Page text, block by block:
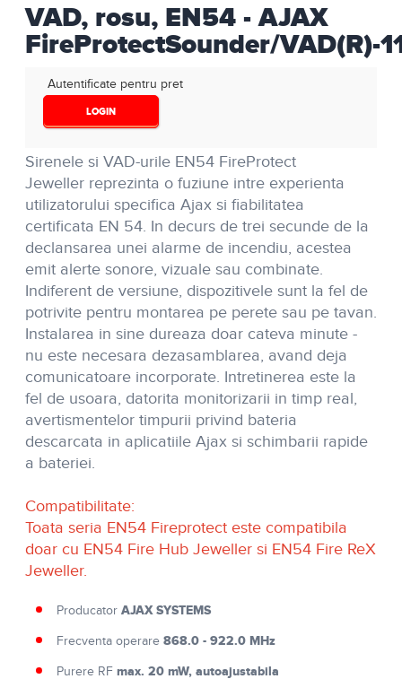
VAD, rosu, EN54 - AJAX
FireProtectSounder/VAD(R)-
Autentificate pentru pret
LOGIN
Sirenele si VAD-urile EN54 FireProtect
Jeweller reprezinta o fuziune intre experienta
utilizatorului specifica Ajax si fiabilitatea
certificata EN 54. In decurs de trei secunde de la
declansarea unei alarme de incendiu, acestea
emit alerte sonore, vizuale sau combinate.
Indiferent de versiune, dispozitivele sunt la fel de
potrivite pentru montarea pe perete sau pe tavan.
Instalarea in sine dureaza doar cateva minute -
nu este necesara dezasamblarea, avand deja
comunicatoare incorporate. Intretinerea este la
fel de usoara, datorita monitorizarii in timp real,
avertismentelor timpurii privind bateria
descarcata in aplicatiile Ajax si schimbarii rapide
a bateriei.
Compatibilitate:
Toata seria EN54 Fireprotect este compatibila
doar cu EN54 Fire Hub Jeweller si EN54 Fire ReX
Jeweller.
Producator AJAX SYSTEMS
Frecventa operare 868.0 - 922.0 MHz
Purere RF max. 20 mW, autoajustabila